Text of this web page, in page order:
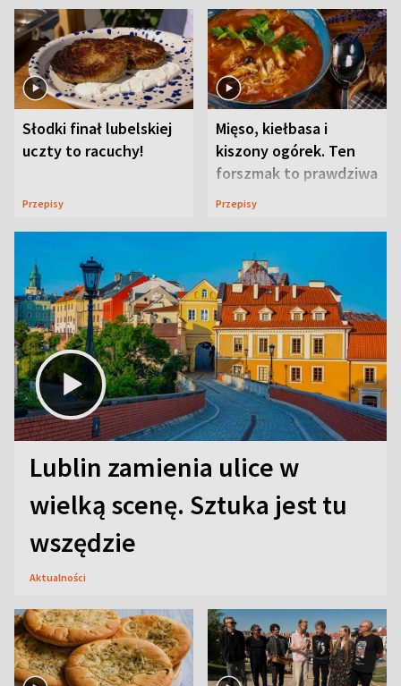
Słodki finał lubelskiej
uczty to racuchy!
Przepisy
Mięso, kiełbasa i
kiszony ogórek. Ten
forszmak to prawdziwa
uczta
Przepisy
Lublin zamienia ulice w
wielką scenę. Sztuka jest tu
wszędzie
Aktualności